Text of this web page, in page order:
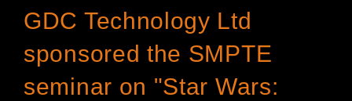
GDC Technology Ltd
sponsored the SMPTE
seminar on "Star Wars: